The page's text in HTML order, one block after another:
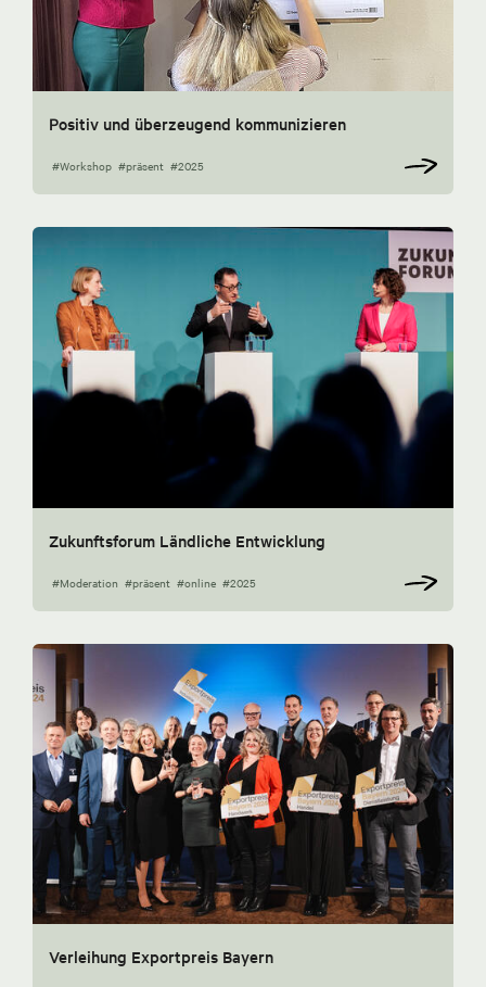
Positiv und überzeugend kommunizieren
#Workshop #präsent #2025
Zukunftsforum Ländliche Entwicklung
#Moderation #präsent #online #2025
Verleihung Exportpreis Bayern